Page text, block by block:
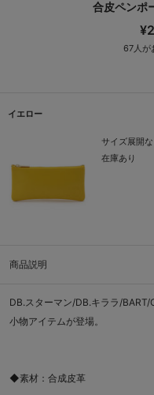
合皮ペンポ
67人が
イエロー
サイズ展開
在庫あり
商品説明
DB.スターマン/DB.キララ/BART/
小物アイテムが登場。
◆素材：合成皮革